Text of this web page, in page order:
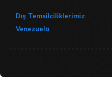
Dış Temsilciliklerimiz
Venezuela